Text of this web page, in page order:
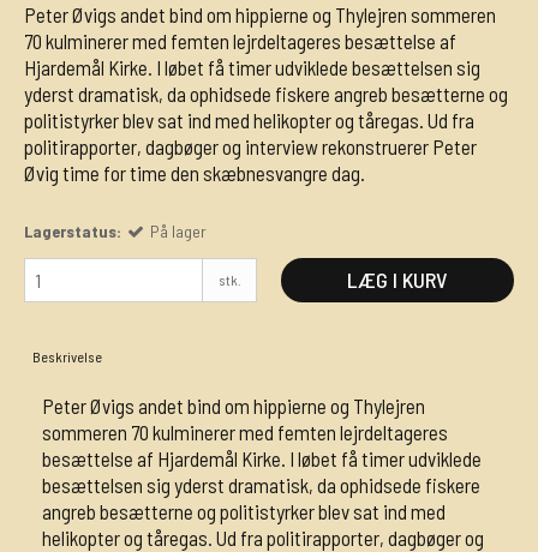
Peter Øvigs andet bind om hippierne og Thylejren sommeren
70 kulminerer med femten lejrdeltageres besættelse af
Hjardemål Kirke. I løbet få timer udviklede besættelsen sig
yderst dramatisk, da ophidsede fiskere angreb besætterne og
politistyrker blev sat ind med helikopter og tåregas. Ud fra
politirapporter, dagbøger og interview rekonstruerer Peter
Øvig time for time den skæbnesvangre dag.
Lagerstatus: På lager
stk. LÆG I KURV
Beskrivelse
Peter Øvigs andet bind om hippierne og Thylejren
sommeren 70 kulminerer med femten lejrdeltageres
besættelse af Hjardemål Kirke. I løbet få timer udviklede
besættelsen sig yderst dramatisk, da ophidsede fiskere
angreb besætterne og politistyrker blev sat ind med
helikopter og tåregas. Ud fra politirapporter, dagbøger og